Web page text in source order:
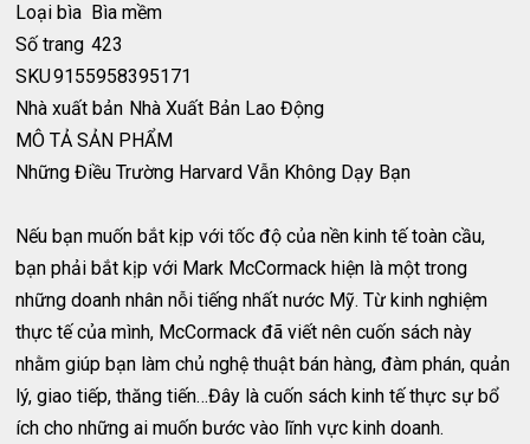
Loại bìa Bìa mềm
Số trang 423
SKU9155958395171
Nhà xuất bản Nhà Xuất Bản Lao Động
MÔ TẢ SẢN PHẨM
Những Điều Trường Harvard Vẫn Không Dạy Bạn
Nếu bạn muốn bắt kịp với tốc độ của nền kinh tế toàn cầu,
bạn phải bắt kịp với Mark McCormack hiện là một trong
những doanh nhân nỗi tiếng nhất nước Mỹ. Từ kinh nghiệm
thực tế của mình, McCormack đã viết nên cuốn sách này
nhằm giúp bạn làm chủ nghệ thuật bán hàng, đàm phán, quản
lý, giao tiếp, thăng tiến…Đây là cuốn sách kinh tế thực sự bổ
ích cho những ai muốn bước vào lĩnh vực kinh doanh.